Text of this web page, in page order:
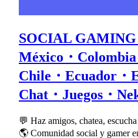
SOCIAL GAMING
México・Colombia
Chile・Ecuador・
Chat・Juegos・
💬 Haz amigos, chatea,
🌎 Comunidad social y gamer